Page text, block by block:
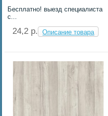
Бесплатно! выезд специалиста
с...
24,2 p. Описание товара